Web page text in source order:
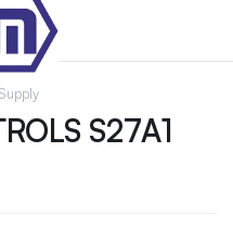
S27A1